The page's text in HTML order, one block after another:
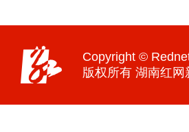
Copyright ©
版权所有 湖南红网